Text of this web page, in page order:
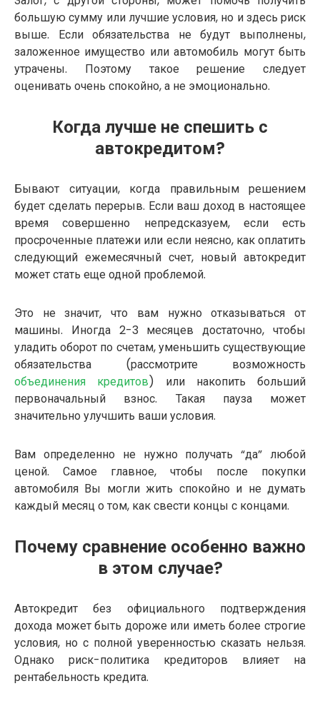
большую сумму или лучшие условия, но и здесь риск
выше. Если обязательства не будут выполнены,
заложенное имущество или автомобиль могут быть
утрачены. Поэтому такое решение следует
оценивать очень спокойно, а не эмоционально.
Когда лучше не спешить с
автокредитом?
Бывают ситуации, когда правильным решением
будет сделать перерыв. Если ваш доход в настоящее
время совершенно непредсказуем, если есть
просроченные платежи или если неясно, как оплатить
следующий ежемесячный счет, новый автокредит
может стать еще одной проблемой.
Это не значит, что вам нужно отказываться от
машины. Иногда 2-3 месяцев достаточно, чтобы
уладить оборот по счетам, уменьшить существующие
обязательства (рассмотрите возможность
объединения кредитов) или накопить больший
первоначальный взнос. Такая пауза может
значительно улучшить ваши условия.
Вам определенно не нужно получать “да” любой
ценой. Самое главное, чтобы после покупки
автомобиля Вы могли жить спокойно и не думать
каждый месяц о том, как свести концы с концами.
Почему сравнение особенно важно
в этом случае?
Автокредит без официального подтверждения
дохода может быть дороже или иметь более строгие
условия, но с полной уверенностью сказать нельзя.
Однако риск-политика кредиторов влияет на
рентабельность кредита.